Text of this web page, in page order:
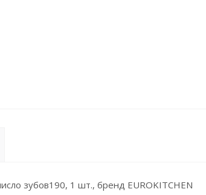
зубов190, 1 шт., бренд EUROKITCHEN